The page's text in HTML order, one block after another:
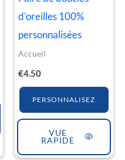
d’oreilles 100%
personnalisées
Accueil
€4.50
PERSONNALISEZ
VUE
RAPIDE